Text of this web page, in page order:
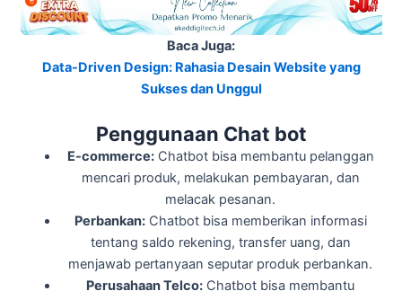
Baca Juga:
Data-Driven Design: Rahasia Desain Website yang
Sukses dan Unggul
Penggunaan Chat bot
E-commerce:Chatbot bisa membantu pelanggan
mencari produk, melakukan pembayaran, dan
melacak pesanan.
Perbankan:Chatbot bisa memberikan informasi
tentang saldo rekening, transfer uang, dan
menjawab pertanyaan seputar produk perbankan.
Perusahaan Telco: Chatbot bisa membantu